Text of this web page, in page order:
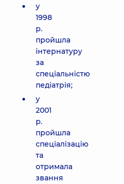
у
1998
р.
пройшла
інтернатуру
за
спеціальністю
педіатрія;
у
2001
р.
пройшла
спеціалізацію
та
отримала
звання